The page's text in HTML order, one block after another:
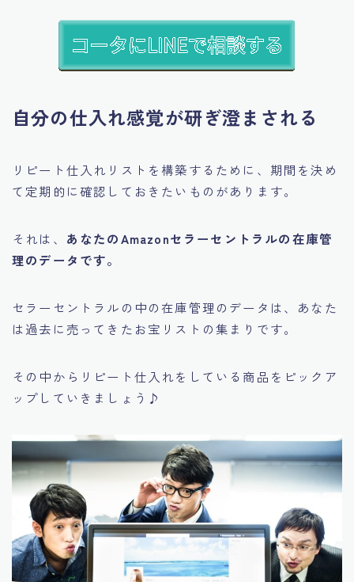
自分の仕入れ感覚が研ぎ澄まされる
リピート仕入れリストを構築するために、期間を決め
て定期的に確認しておきたいものがあります。
それは、 あなたのAmazonセラーセントラルの在庫管
理のデータです。
セラーセントラルの中の在庫管理のデータは、あなた
は過去に売ってきた お宝リスト の集まりです。
その中からリピート仕入れをしている商品をピックア
ップしていきましょう♪